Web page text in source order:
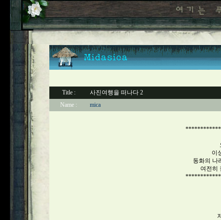
Title :
사진여행을 떠나다 2
Name :
mica
이
동화의 나
여전히